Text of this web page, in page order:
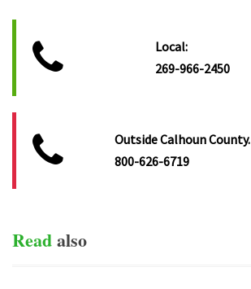
Local:
269-966-2450
Outside Calhoun County.
800-626-6719
Readalso